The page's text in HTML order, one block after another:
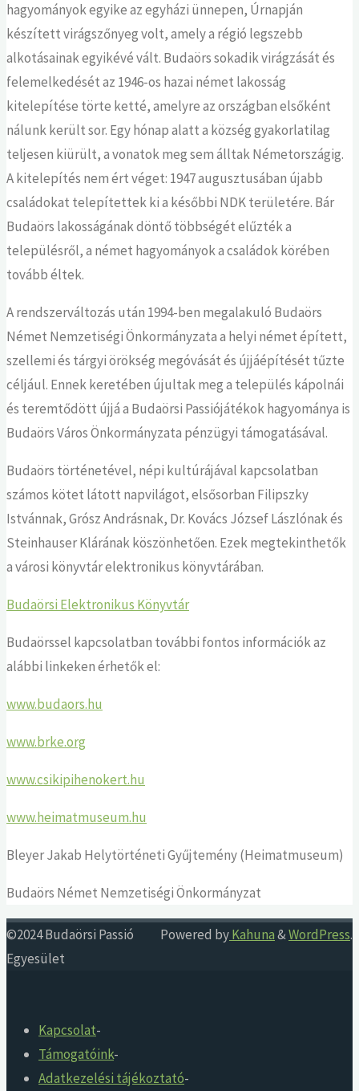
hagyományok egyike az egyházi ünnepen, Úrnapján
készített virágszőnyeg volt, amely a régió legszebb
alkotásainak egyikévé vált. Budaörs sokadik virágzását és
felemelkedését az 1946-os hazai német lakosság
kitelepítése törte ketté, amelyre az országban elsőként
nálunk került sor. Egy hónap alatt a község gyakorlatilag
teljesen kiürült, a vonatok meg sem álltak Németországig.
A kitelepítés nem ért véget: 1947 augusztusában újabb
családokat telepítettek ki a későbbi NDK területére. Bár
Budaörs lakosságának döntő többségét elűzték a
településről, a német hagyományok a családok körében
tovább éltek.
A rendszerváltozás után 1994-ben megalakuló Budaörs
Német Nemzetiségi Önkormányzata a helyi német épített,
szellemi és tárgyi örökség megóvását és újjáépítését tűzte
céljául. Ennek keretében újultak meg a település kápolnái
és teremtődött újjá a Budaörsi Passiójátékok hagyománya is
Budaörs Város Önkormányzata pénzügyi támogatásával.
Budaörs történetével, népi kultúrájával kapcsolatban
számos kötet látott napvilágot, elsősorban Filipszky
Istvánnak, Grósz Andrásnak, Dr. Kovács József Lászlónak és
Steinhauser Klárának köszönhetően. Ezek megtekinthetők
a városi könyvtár elektronikus könyvtárában.
Budaörsi Elektronikus Könyvtár
Budaörssel kapcsolatban további fontos információk az
alábbi linkeken érhetők el:
www.budaors.hu
www.brke.org
www.csikipihenokert.hu
www.heimatmuseum.hu
Bleyer Jakab Helytörténeti Gyűjtemény (Heimatmuseum)
Budaörs Német Nemzetiségi Önkormányzat
Powered byKahuna&WordPress.
©2024 Budaörsi Passió
Egyesület
Kapcsolat-
Támogatóink-
Adatkezelési tájékoztató-